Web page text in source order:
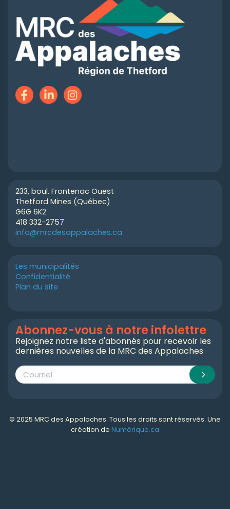
233, boul. Frontenac Ouest
Thetford Mines (Québec)
G6G 6K2
418 332-2757
info@mrcdesappalaches.ca
Les municipalités
Confidentialité
Plan du site
Abonnez-vous à notre infolettre
Rejoignez notre liste d'abonnés pour recevoir les
dernières nouvelles de la MRC des Appalaches
© 2025 MRC des Appalaches. Tous les droits sont réservés. Une
création de Numérique.ca